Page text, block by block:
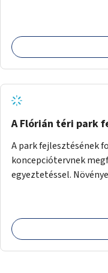
A Flórián téri park
A park fejlesztésének
koncepciótervnek
egyeztetéssel.